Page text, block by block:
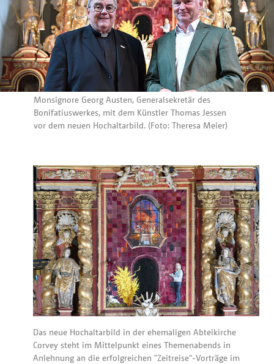
Monsignore Georg Austen, Generalsekretär des
Bonifatiuswerkes, mit dem Künstler Thomas Jessen
vor dem neuen Hochaltarbild. (Foto: Theresa Meier)
Das neue Hochaltarbild in der ehemaligen Abteikirche
Corvey steht im Mittelpunkt eines Themenabends in
Anlehnung an die erfolgreichen "Zeitreise"-Vorträge im